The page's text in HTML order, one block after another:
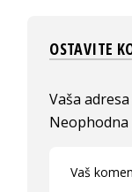
OSTAVITE
Vaša